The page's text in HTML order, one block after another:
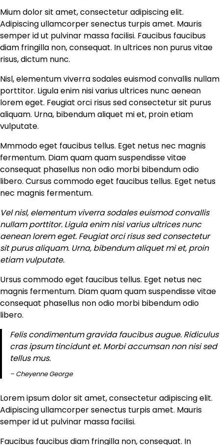
Mium dolor sit amet, consectetur adipiscing elit.
Adipiscing ullamcorper senectus turpis amet. Mauris
semper id ut pulvinar massa facilisi. Faucibus faucibus
diam fringilla non, consequat. In ultrices non purus vitae
risus, dictum nunc.
Nisl, elementum viverra sodales euismod convallis nullam
porttitor. Ligula enim nisi varius ultrices nunc aenean
lorem eget. Feugiat orci risus sed consectetur sit purus
aliquam. Urna, bibendum aliquet mi et, proin etiam
vulputate.
Mmmodo eget faucibus tellus. Eget netus nec magnis
fermentum. Diam quam quam suspendisse vitae
consequat phasellus non odio morbi bibendum odio
libero. Cursus commodo eget faucibus tellus. Eget netus
nec magnis fermentum.
Vel nisl, elementum viverra sodales euismod convallis
nullam porttitor. Ligula enim nisi varius ultrices nunc
aenean lorem eget. Feugiat orci risus sed consectetur
sit purus aliquam. Urna, bibendum aliquet mi et, proin
etiam vulputate.
Ursus commodo eget faucibus tellus. Eget netus nec
magnis fermentum. Diam quam quam suspendisse vitae
consequat phasellus non odio morbi bibendum odio
libero.
Felis condimentum gravida faucibus augue. Ridiculus
cras ipsum tincidunt et. Morbi accumsan non nisi sed
tellus mus.
– Cheyenne George
Lorem ipsum dolor sit amet, consectetur adipiscing elit.
Adipiscing ullamcorper senectus turpis amet. Mauris
semper id ut pulvinar massa facilisi.
Faucibus faucibus diam fringilla non, consequat. In